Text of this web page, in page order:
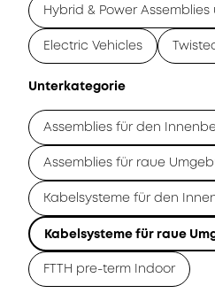
Hybrid & Power
Electric Vehicles
Unterkategorie
Assemblies für den
Assemblies für raue
Kabelsysteme für den
Kabelsysteme für raue
FTTH pre-term Indoor